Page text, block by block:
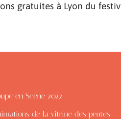
gratuites à Lyon du
en Scène 2022
de la vitrine des pentes